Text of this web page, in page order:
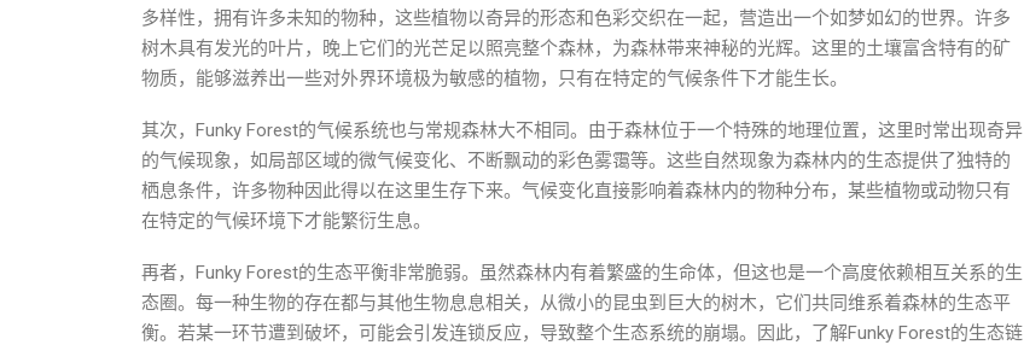
多样性，拥有许多未知的物种，这些植物以奇异的形态和色彩交织在一起，营造出一个如梦如幻的世界。许多
树木具有发光的叶片，晚上它们的光芒足以照亮整个森林，为森林带来神秘的光辉。这里的土壤富含特有的矿
物质，能够滋养出一些对外界环境极为敏感的植物，只有在特定的气候条件下才能生长。
其次，Funky Forest的气候系统也与常规森林大不相同。由于森林位于一个特殊的地理位置，这里时常出现奇异
的气候现象，如局部区域的微气候变化、不断飘动的彩色雾霭等。这些自然现象为森林内的生态提供了独特的
栖息条件，许多物种因此得以在这里生存下来。气候变化直接影响着森林内的物种分布，某些植物或动物只有
在特定的气候环境下才能繁衍生息。
再者，Funky Forest的生态平衡非常脆弱。虽然森林内有着繁盛的生命体，但这也是一个高度依赖相互关系的生
态圈。每一种生物的存在都与其他生物息息相关，从微小的昆虫到巨大的树木，它们共同维系着森林的生态平
衡。若某一环节遭到破坏，可能会引发连锁反应，导致整个生态系统的崩塌。因此，了解Funky Forest的生态链